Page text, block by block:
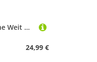
ticticlily Herren Schuhe Weit Winterstiefel Herren Gefüttert Winterschuhe Wasserdicht Warme Wanderschuhe Winter Trekkingschuhe rutschfest Boots E Blau 39 EU
24,99 €